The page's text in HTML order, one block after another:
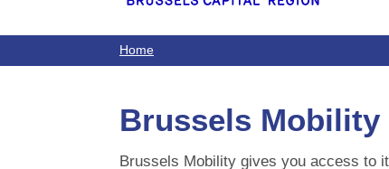
Home
Brussels Mobility
Brussels Mobility gives you access to